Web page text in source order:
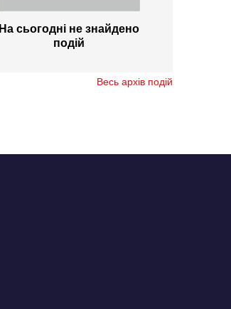
На сьогодні не знайдено
подій
Весь архів подій